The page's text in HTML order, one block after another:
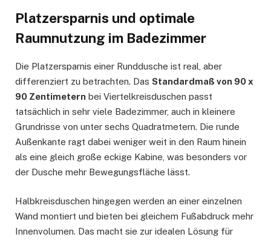
Platzersparnis und optimale
Raumnutzung im Badezimmer
Die Platzersparnis einer Runddusche ist real, aber
differenziert zu betrachten. Das Standardmaß von 90 x
90 Zentimetern bei Viertelkreisduschen passt
tatsächlich in sehr viele Badezimmer, auch in kleinere
Grundrisse von unter sechs Quadratmetern. Die runde
Außenkante ragt dabei weniger weit in den Raum hinein
als eine gleich große eckige Kabine, was besonders vor
der Dusche mehr Bewegungsfläche lässt.
Halbkreisduschen hingegen werden an einer einzelnen
Wand montiert und bieten bei gleichem Fußabdruck mehr
Innenvolumen. Das macht sie zur idealen Lösung für